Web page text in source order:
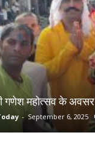
महोत्सव के अवसर पर
September 6, 2025 0